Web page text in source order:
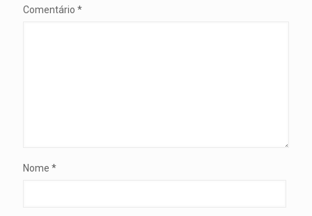
Comentário *
Nome *